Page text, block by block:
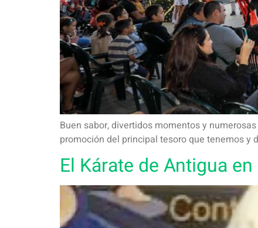
Buen sabor, divertidos momentos y
promoción del principal tesoro que tenemos y
El Kárate de Antigua